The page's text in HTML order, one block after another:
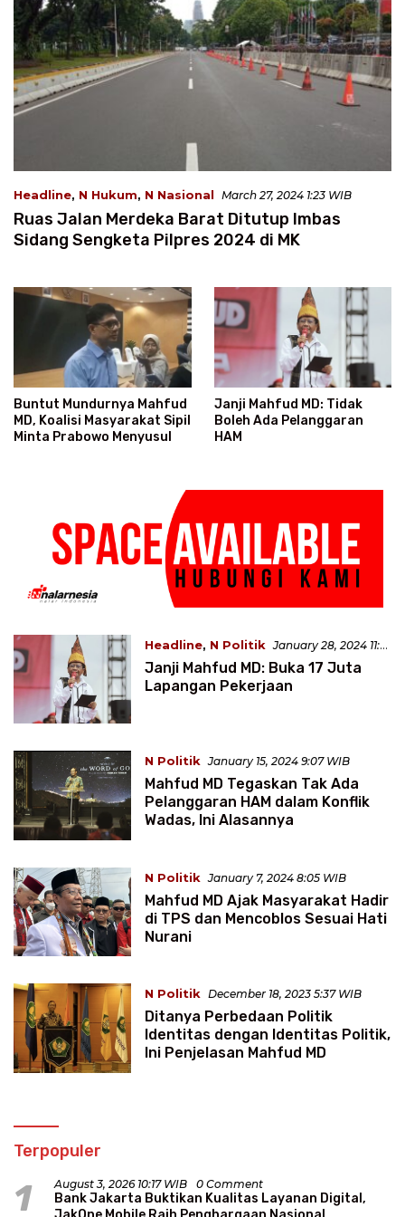
Headline, N Hukum, N Nasional March 27, 2024 1:23 WIB
Ruas Jalan Merdeka Barat Ditutup Imbas
Sidang Sengketa Pilpres 2024 di MK
Buntut Mundurnya Mahfud
MD, Koalisi Masyarakat Sipil
Minta Prabowo Menyusul
Janji Mahfud MD: Tidak
Boleh Ada Pelanggaran
HAM
Headline, N Politik January 28, 2024 11:41
WIB
Janji Mahfud MD: Buka 17 Juta
Lapangan Pekerjaan
N Politik January 15, 2024 9:07 WIB
Mahfud MD Tegaskan Tak Ada
Pelanggaran HAM dalam Konflik
Wadas, Ini Alasannya
N Politik January 7, 2024 8:05 WIB
Mahfud MD Ajak Masyarakat Hadir
di TPS dan Mencoblos Sesuai Hati
Nurani
N Politik December 18, 2023 5:37 WIB
Ditanya Perbedaan Politik
Identitas dengan Identitas Politik,
Ini Penjelasan Mahfud MD
Terpopuler
1 August 3, 2026 10:17 WIB 0 Comment
Bank Jakarta Buktikan Kualitas Layanan Digital,